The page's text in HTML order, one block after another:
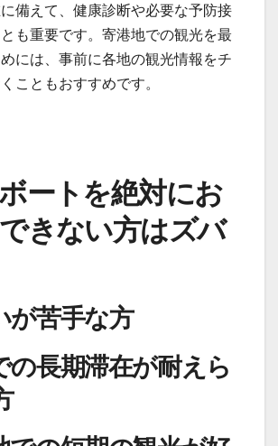
備えて、健康診断や必要な予防接
も重要です。寄港地での観光を最
には、事前に各地の観光情報をチ
こともおすすめです。
ートを絶対にお
きない方はズバ
が苦手な方
の長期滞在が耐えら